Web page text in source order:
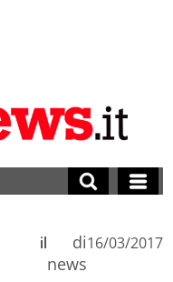
di
news
il 16/03/2017